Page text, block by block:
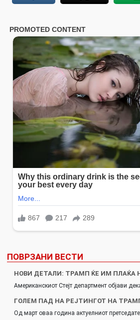
ПОВРЗАНИ ВЕСТИ
НОВИ ДЕТАЛИ: ТРАМП ЌЕ ИМ ПЛАЌА
Американскиот Стејт департмент објави
ГОЛЕМ ПАД НА РЕЈТИНГОТ НА
Од март оваа година актуелниот